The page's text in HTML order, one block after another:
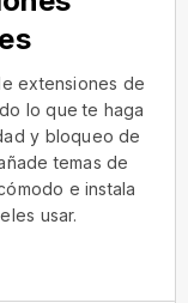
extensiones de
lo que te haga
y bloqueo de
temas de
e instala
usar.